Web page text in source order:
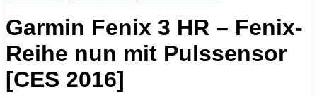
Garmin Fenix 3 HR – Fenix-
Reihe nun mit Pulssensor
[CES 2016]